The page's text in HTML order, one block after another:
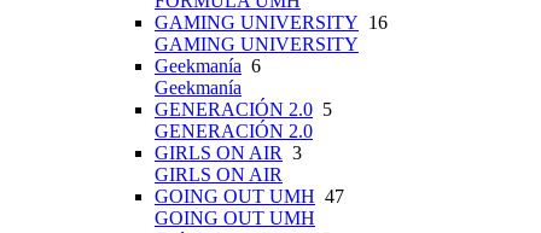
GAMING UNIVERSITY 16
GAMING UNIVERSITY
Geekmanía 6
Geekmanía
GENERACIÓN 2.0 5
GENERACIÓN 2.0
GIRLS ON AIR 3
GIRLS ON AIR
GOING OUT UMH 47
GOING OUT UMH